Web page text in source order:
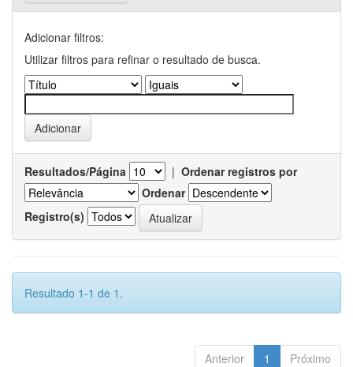
Adicionar filtros:
Utilizar filtros para refinar o resultado de busca.
Resultados/Página | Ordenar registros por
Ordenar
Registro(s)
Resultado 1-1 de 1.
Anterior 1 Próximo